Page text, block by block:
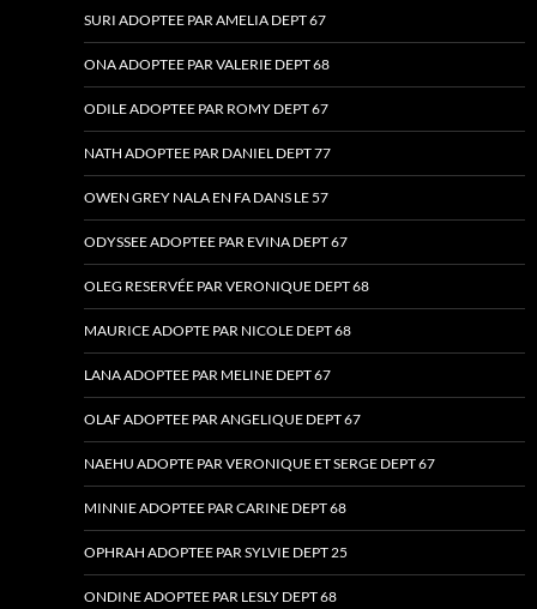
SURI ADOPTEE PAR AMELIA DEPT 67
ONA ADOPTEE PAR VALERIE DEPT 68
ODILE ADOPTEE PAR ROMY DEPT 67
NATH ADOPTEE PAR DANIEL DEPT 77
OWEN GREY NALA EN FA DANS LE 57
ODYSSEE ADOPTEE PAR EVINA DEPT 67
OLEG RESERVÉE PAR VERONIQUE DEPT 68
MAURICE ADOPTE PAR NICOLE DEPT 68
LANA ADOPTEE PAR MELINE DEPT 67
OLAF ADOPTEE PAR ANGELIQUE DEPT 67
NAEHU ADOPTE PAR VERONIQUE ET SERGE DEPT 67
MINNIE ADOPTEE PAR CARINE DEPT 68
OPHRAH ADOPTEE PAR SYLVIE DEPT 25
ONDINE ADOPTEE PAR LESLY DEPT 68